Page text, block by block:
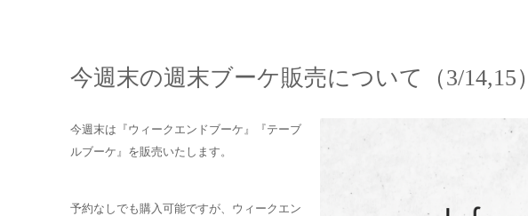
今週末の週末ブーケ販売について（3/14,15）
今週末は『ウィークエンドブーケ』『テーブ
ルブーケ』を販売いたします。
予約なしでも購入可能ですが、ウィークエン